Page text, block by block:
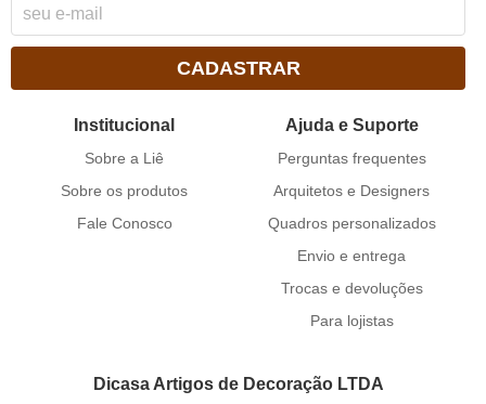
CADASTRAR
Institucional
Sobre a Liê
Sobre os produtos
Fale Conosco
Ajuda e Suporte
Perguntas frequentes
Arquitetos e Designers
Quadros personalizados
Envio e entrega
Trocas e devoluções
Para lojistas
Dicasa Artigos de Decoração LTDA